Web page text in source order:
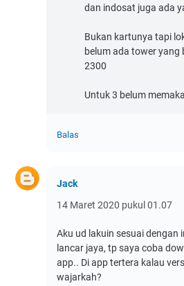
dan indosat juga ada
Bukan kartunya tapi
belum ada tower yang
2300
Untuk 3 belum
Balas
Jack
14 Maret 2020 pukul 01.07
Aku ud lakuin sesuai dengan
lancar jaya, tp saya coba
app.. Di app tertera kalau
wajarkah?